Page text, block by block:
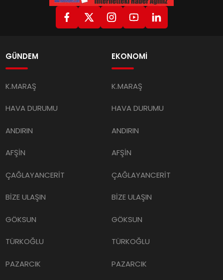
GÜNDEM
K.MARAŞ
HAVA DURUMU
ANDIRIN
AFŞİN
ÇAĞLAYANCERİT
BİZE ULAŞIN
GÖKSUN
TÜRKOĞLU
PAZARCIK
EKONOMİ
K.MARAŞ
HAVA DURUMU
ANDIRIN
AFŞİN
ÇAĞLAYANCERİT
BİZE ULAŞIN
GÖKSUN
TÜRKOĞLU
PAZARCIK